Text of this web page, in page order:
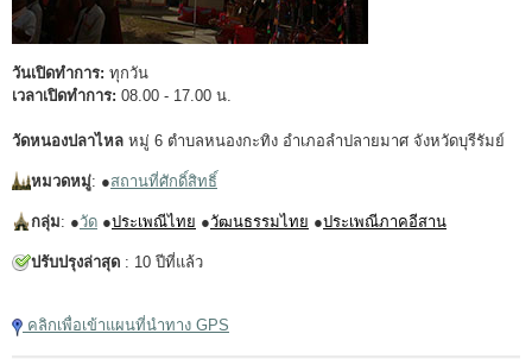
วันเปิดทำการ: ทุกวัน
เวลาเปิดทำการ: 08.00 - 17.00 น.
วัดหนองปลาไหล หมู่ 6 ตำบลหนองกะทิง อำเภอลำปลายมาศ จังหวัดบุรีรัมย์
หมวดหมู่: ●สถานที่ศักดิ์สิทธิ์
กลุ่ม: ●วัด ●ประเพณีไทย ●วัฒนธรรมไทย ●ประเพณีภาคอีสาน
ปรับปรุงล่าสุด : 10 ปีที่แล้ว
คลิกเพื่อเข้าแผนที่นำทาง GPS